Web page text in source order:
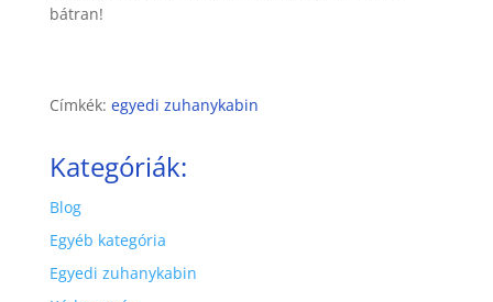
bátran!
Címkék: egyedi zuhanykabin
Kategóriák:
Blog
Egyéb kategória
Egyedi zuhanykabin